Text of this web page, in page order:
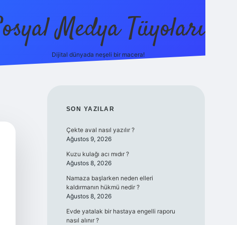
Medya Tüyoları
Dijital dünyada neşeli bir macera!
SIDEBAR
SON YAZILAR
Çekte aval nasıl yazılır ?
Ağustos 9, 2026
Kuzu kulağı acı mıdır ?
Ağustos 8, 2026
Namaza başlarken neden elleri
kaldırmanın hükmü nedir ?
Ağustos 8, 2026
Evde yatalak bir hastaya engelli raporu
nasıl alınır ?